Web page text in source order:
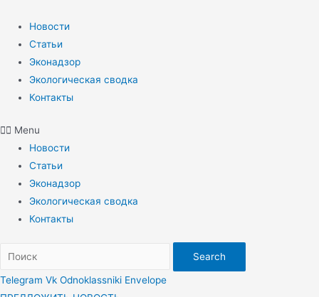
содержимому
Новости
Статьи
Эконадзор
Экологическая сводка
Контакты
Menu
Новости
Статьи
Эконадзор
Экологическая сводка
Контакты
Search
Telegram Vk Odnoklassniki Envelope